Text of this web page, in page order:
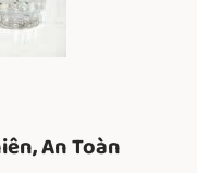
An Toàn